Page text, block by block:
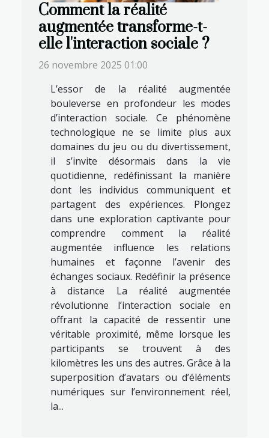
Comment la réalité
augmentée transforme-t-
elle l'interaction sociale ?
26 novembre 2025 01:00
L’essor de la réalité augmentée
bouleverse en profondeur les modes
d’interaction sociale. Ce phénomène
technologique ne se limite plus aux
domaines du jeu ou du divertissement,
il s’invite désormais dans la vie
quotidienne, redéfinissant la manière
dont les individus communiquent et
partagent des expériences. Plongez
dans une exploration captivante pour
comprendre comment la réalité
augmentée influence les relations
humaines et façonne l’avenir des
échanges sociaux. Redéfinir la présence
à distance La réalité augmentée
révolutionne l’interaction sociale en
offrant la capacité de ressentir une
véritable proximité, même lorsque les
participants se trouvent à des
kilomètres les uns des autres. Grâce à la
superposition d’avatars ou d’éléments
numériques sur l’environnement réel,
la...